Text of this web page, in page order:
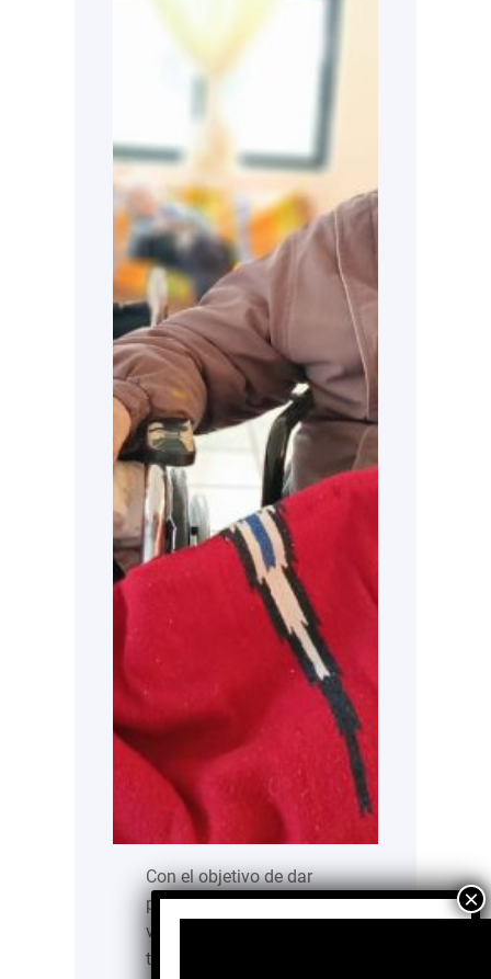
Con el objetivo de dar
proteger a grupos
vulnerables durante la
temporada de frío, la